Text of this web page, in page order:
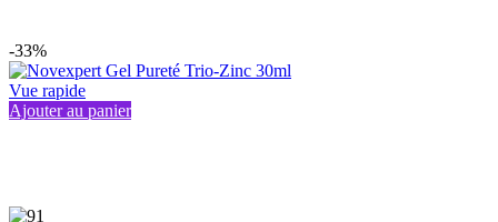
-33%
Vue rapide
Ajouter au panier